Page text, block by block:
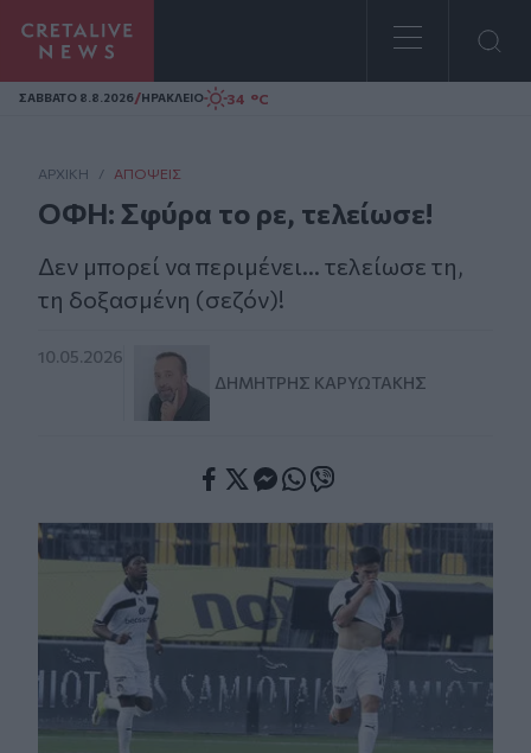
Homepage
ΣAΒΒΑΤΟ 8.8.2026/ΗΡΑΚΛΕΙΟ 34 °C
ΑΡΧΙΚΗ / ΑΠΌΨΕΙΣ
ΟΦΗ: Σφύρα το ρε, τελείωσε!
Δεν μπορεί να περιμένει... τελείωσε τη,
τη δοξασμένη (σεζόν)!
10.05.2026
ΔΗΜΉΤΡΗΣ ΚΑΡΥΩΤΆΚΗΣ